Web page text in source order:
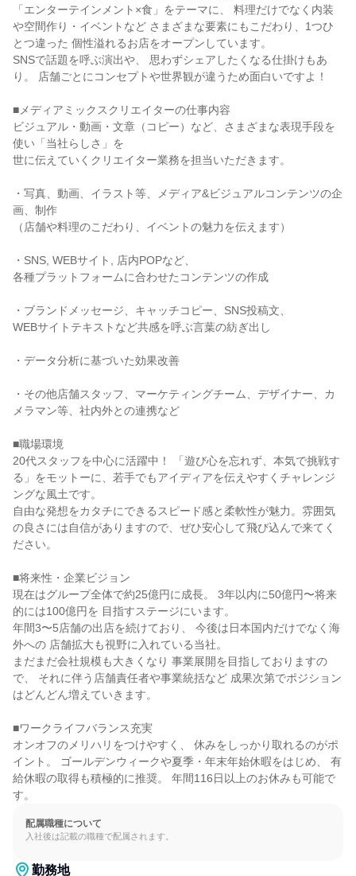
「エンターテインメント×食」をテーマに、 料理だけでなく内装
や空間作り・イベントなど さまざまな要素にもこだわり、1つひ
とつ違った 個性溢れるお店をオープンしています。
SNSで話題を呼ぶ演出や、 思わずシェアしたくなる仕掛けもあ
り。 店舗ごとにコンセプトや世界観が違うため面白いですよ！
■メディアミックスクリエイターの仕事内容
ビジュアル・動画・文章（コピー）など、さまざまな表現手段を
使い「当社らしさ」を
世に伝えていくクリエイター業務を担当いただきます。
・写真、動画、イラスト等、メディア&ビジュアルコンテンツの企
画、制作
（店舗や料理のこだわり、イベントの魅力を伝えます）
・SNS, WEBサイト, 店内POPなど、
各種プラットフォームに合わせたコンテンツの作成
・ブランドメッセージ、キャッチコピー、SNS投稿文、
WEBサイトテキストなど共感を呼ぶ言葉の紡ぎ出し
・データ分析に基づいた効果改善
・その他店舗スタッフ、マーケティングチーム、デザイナー、カ
メラマン等、社内外との連携など
■職場環境
20代スタッフを中心に活躍中！ 「遊び心を忘れず、本気で挑戦す
る」をモットーに、若手でもアイディアを伝えやすくチャレンジ
ングな風土です。
自由な発想をカタチにできるスピード感と柔軟性が魅力。雰囲気
の良さには自信がありますので、ぜひ安心して飛び込んで来てく
ださい。
■将来性・企業ビジョン
現在はグループ全体で約25億円に成長。 3年以内に50億円〜将来
的には100億円を 目指すステージにいます。
年間3〜5店舗の出店を続けており、 今後は日本国内だけでなく海
外への 店舗拡大も視野に入れている当社。
まだまだ会社規模も大きくなり 事業展開を目指しておりますの
で、 それに伴う店舗責任者や事業統括など 成果次第でポジション
はどんどん増えていきます。
■ワークライフバランス充実
オンオフのメリハリをつけやすく、 休みをしっかり取れるのがポ
イント。 ゴールデンウィークや夏季・年末年始休暇をはじめ、 有
給休暇の取得も積極的に推奨。 年間116日以上のお休みも可能で
す。
配属職種について
入社後は記載の職種で配属されます。
勤務地